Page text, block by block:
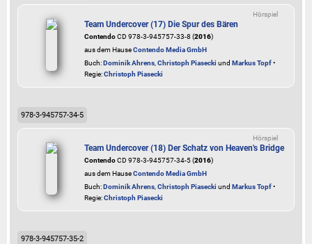
Hörspiel
Team Undercover (17) Die Spur des Bären
ContendoCD 978-3-945757-33-8 (2016)
aus dem HauseContendo Media GmbH
Buch:Dominik Ahrens Christoph Piasecki und Markus Topf•
Regie:Christoph Piasecki
978-3-945757-34-5
Hörspiel
Team Undercover (18) Der Schatz von Heaven's Bridge
ContendoCD 978-3-945757-34-5 (2016)
aus dem HauseContendo Media GmbH
Buch:Dominik Ahrens Christoph Piasecki und Markus Topf•
Regie:Christoph Piasecki
978-3-945757-35-2